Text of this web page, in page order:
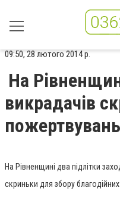
09:50, 28 лютого 2014 р.
На
викрадачів
пожертвувань
На Рівненщині два підлітки
скриньки для збору